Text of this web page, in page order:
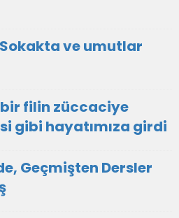
ve umutlar
filin züccaciye
gibi hayatımıza girdi
Geçmişten Dersler